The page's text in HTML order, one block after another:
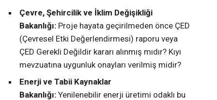
Çevre, Şehircilik ve İklim Değişikliği
Bakanlığı: Proje hayata geçirilmeden önce ÇED
(Çevresel Etki Değerlendirmesi) raporu veya
ÇED Gerekli Değildir kararı alınmış mıdır? Kıyı
mevzuatına uygunluk onayları verilmiş midir?
Enerji ve Tabii Kaynaklar
Bakanlığı: Yenilenebilir enerji üretimi odaklı bu